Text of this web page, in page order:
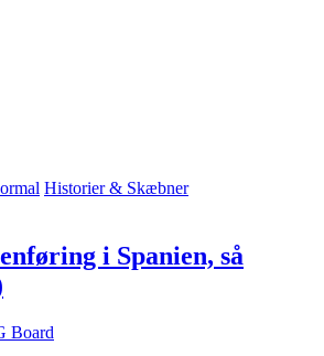
Historier & Skæbner
i Spanien, så
Board